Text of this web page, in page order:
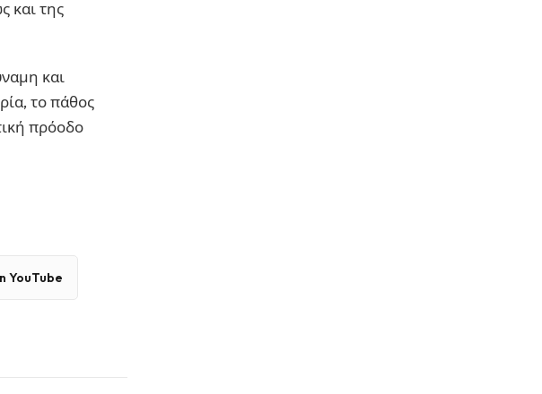
και της
και
το πάθος
πρόοδο
YouTube